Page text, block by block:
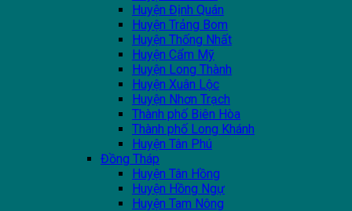
Huyện Định Quán
Huyện Trảng Bom
Huyện Thống Nhất
Huyện Cẩm Mỹ
Huyện Long Thành
Huyện Xuân Lộc
Huyện Nhơn Trạch
Thành phố Biên Hòa
Thành phố Long Khánh
Huyện Tân Phú
Đồng Tháp
Huyện Tân Hồng
Huyện Hồng Ngự
Huyện Tam Nông